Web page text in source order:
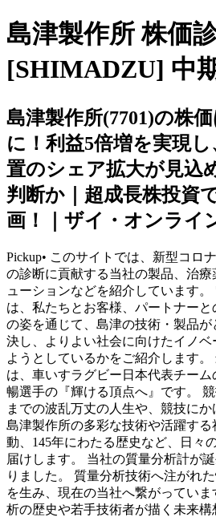
島津製作所 株価診
[SHIMADZU] 中
島津製作所(7701)の株
に！利益5倍増を実現
置のシェア拡大が見込
判断か｜超成長株投資
画！｜ザイ・オンライ
Pickup• このサイトでは、新型コロ
の診断に貢献する当社の製品、治療
ューションなどを紹介しています。
は、私たちとお客様、パートナー
の姿を通じて、島津の技術・製品
決し、よりよい社会に向けたイノ
ようとしているかをご紹介します。
は、車いすラグビー日本代表チー
暢選手の『輝ける頂点へ』です。
までの波乱万丈の人生や、競技にか
島津製作所の多彩な技術や活躍す
動、145年にわたる歴史など、日々
届けします。 当社の質量分析計が
りました。 質量分析技術へ注がれ
を生み、現在の当社へ繋がってい
析の歴史や若手技術者が描く未来